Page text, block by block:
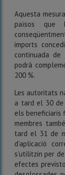
Aquesta
països que
imports
continuada
podrà
200 %.
Les autoritats
a tard el 30
els beneficiaris
membres
tard el 31 de
d’aplicació
s’utilitzin per
efectes